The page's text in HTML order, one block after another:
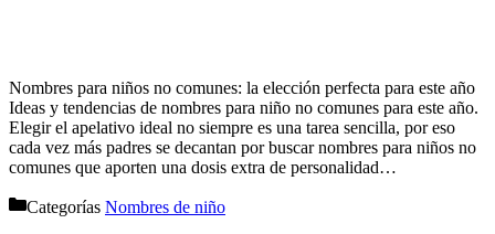
Nombres para niños no comunes: la elección perfecta para este año
Ideas y tendencias de nombres para niño no comunes para este año.
Elegir el apelativo ideal no siempre es una tarea sencilla, por eso
cada vez más padres se decantan por buscar nombres para niños no
comunes que aporten una dosis extra de personalidad…
Categorías Nombres de niño